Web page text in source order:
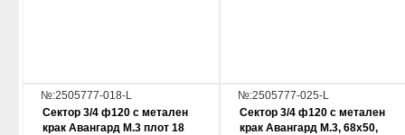
№:2505777-018-L
Сектор 3/4 ф120 с метален
крак Авангард М.3 плот 18
№:2505777-025-L
Сектор 3/4 ф120 с метален
крак Авангард М.3, 68x50,